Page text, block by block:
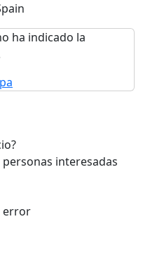
ha indicado la
interesadas
error